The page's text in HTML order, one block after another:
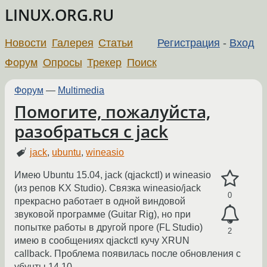
LINUX.ORG.RU
Регистрация - Вход
Новости Галерея Статьи
Форум Опросы Трекер Поиск
Форум — Multimedia
Помогите, пожалуйста,
разобраться с jack
jack, ubuntu,wineasio
0
2
Имею Ubuntu 15.04, jack (qjackctl) и wineasio
(из репов KX Studio). Связка wineasio/jack
прекрасно работает в одной виндовой
звуковой программе (Guitar Rig), но при
попытке работы в другой проге (FL Studio)
имею в сообщениях qjackctl кучу XRUN
callback. Проблема появилась после обновления с